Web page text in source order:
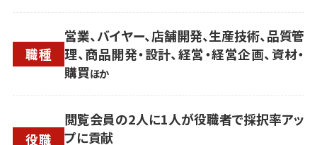
職種
営業、バイヤー、店舗開発、生産技術、品質管
理、商品開発・設計、経営・経営企画、資材・
購買ほか
役職
閲覧会員の2人に1人が役職者で採択率アッ
プに貢献